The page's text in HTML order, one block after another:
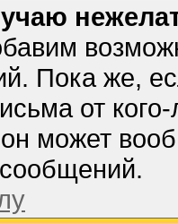
Пока же,
от
может